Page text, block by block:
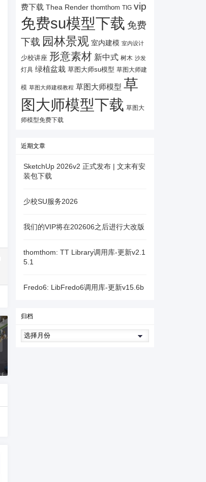
费下载 Thea Render thomthom TIG vip
免费su模型下载 免费
下载 园林景观 室内建模 室内设计
少校讲座 形意素材 新中式 树木 沙发
灯具 绿植盆栽 草图大师su模型 草图大师建
模 草图大师建模教程 草图大师模型 草
图大师模型下载 草图大
师模型免费下载
近期文章
SketchUp 2026v2 正式发布 | 文末有安
装包下载
少校SU服务2026
我们的VIP将在202606之后进行大改版
thomthom: TT Library调用库-更新v2.1
5.1
Fredo6: LibFredo6调用库-更新v15.6b
归档